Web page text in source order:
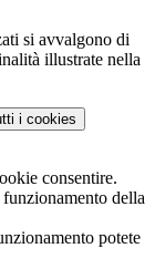
si avvalgono di
illustrate nella
i cookies
consentire.
della
potete